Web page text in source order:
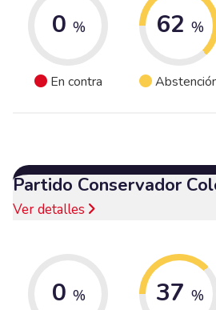
0 %
En contra
62 %
Partido Conservador
Ver detalles
0 % 37 %